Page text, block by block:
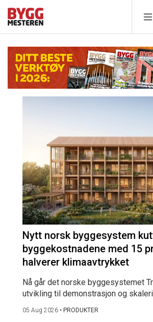
Nytt norsk byggesystem
byggekostnadene med 15
halverer klimaavtrykket
Nå går det norske byggesystemet
utvikling til demonstrasjon og
05 Aug 2026 • PRODUKTER